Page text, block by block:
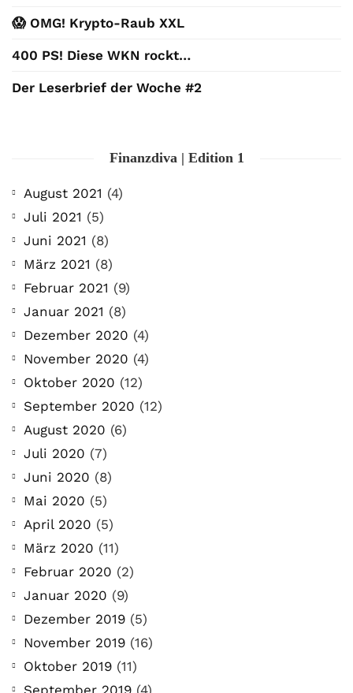
😱 OMG! Krypto-Raub XXL
400 PS! Diese WKN rockt…
Der Leserbrief der Woche #2
Finanzdiva | Edition 1
August 2021 (4)
Juli 2021 (5)
Juni 2021 (8)
März 2021 (8)
Februar 2021 (9)
Januar 2021 (8)
Dezember 2020 (4)
November 2020 (4)
Oktober 2020 (12)
September 2020 (12)
August 2020 (6)
Juli 2020 (7)
Juni 2020 (8)
Mai 2020 (5)
April 2020 (5)
März 2020 (11)
Februar 2020 (2)
Januar 2020 (9)
Dezember 2019 (5)
November 2019 (16)
Oktober 2019 (11)